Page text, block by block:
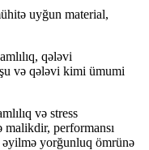
uyğun material,
qələvi
və qələvi kimi ümumi
və stress
malikdir, performansı
yorğunluq ömrünə